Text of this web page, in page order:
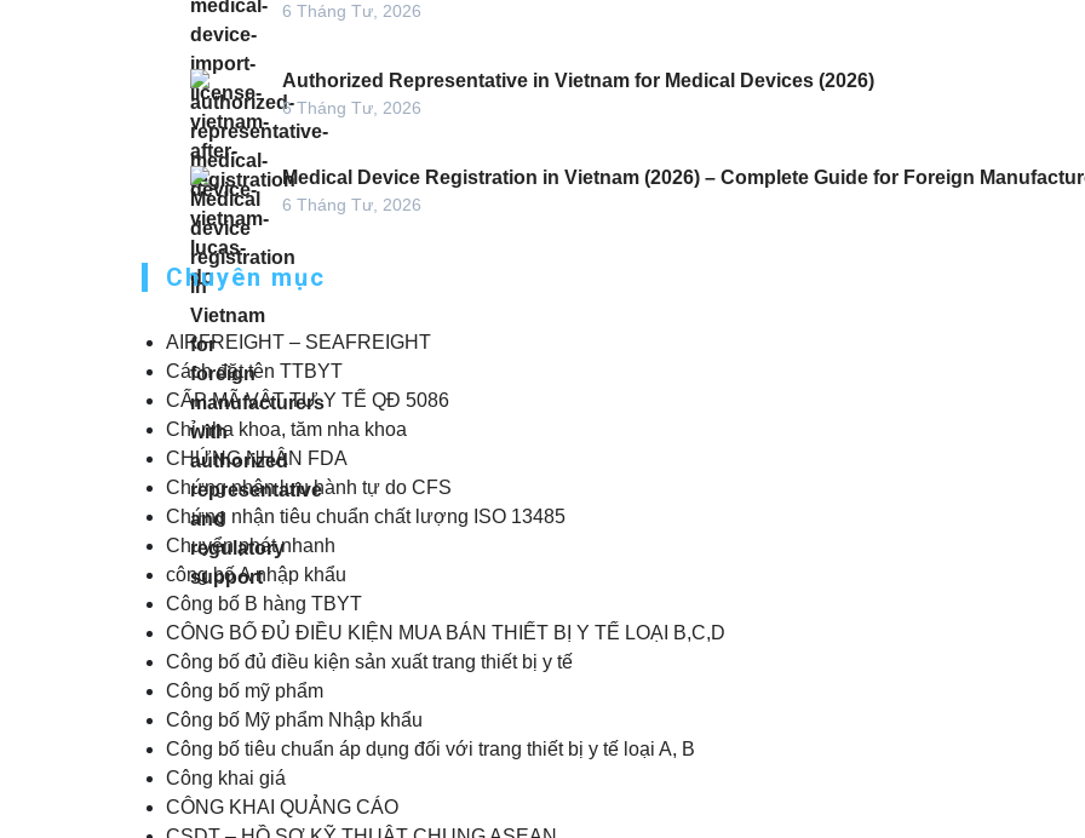
6 Tháng Tư, 2026
Authorized Representative in Vietnam for Medical Devices (2026)
6 Tháng Tư, 2026
Medical Device Registration in Vietnam (2026) – Complete Guide for Foreign
6 Tháng Tư, 2026
Chuyên mục
AIRFREIGHT – SEAFREIGHT
Cách đặt tên TTBYT
CẤP MÃ VẬT TƯ Y TẾ QĐ 5086
Chỉ nha khoa, tăm nha khoa
CHỨNG NHẬN FDA
Chứng nhận lưu hành tự do CFS
Chứng nhận tiêu chuẩn chất lượng ISO 13485
Chuyển phát nhanh
công bố A nhập khẩu
Công bố B hàng TBYT
CÔNG BỐ ĐỦ ĐIỀU KIỆN MUA BÁN THIẾT BỊ Y TẾ LOẠI B,C,D
Công bố đủ điều kiện sản xuất trang thiết bị y tế
Công bố mỹ phẩm
Công bố Mỹ phẩm Nhập khẩu
Công bố tiêu chuẩn áp dụng đối với trang thiết bị y tế loại A, B
Công khai giá
CÔNG KHAI QUẢNG CÁO